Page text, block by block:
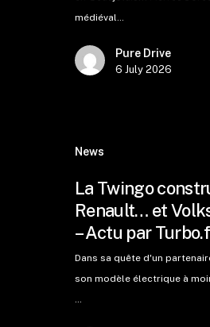
médiéval…
Pure Drive
6 July 2026
News
La Twingo
Renault… et
– Actu par
Dans sa quête d'un
son modèle électrique à
…